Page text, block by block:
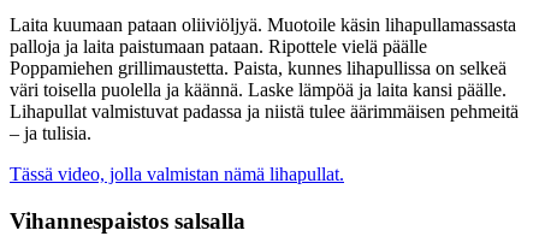
Laita kuumaan pataan oliiviöljyä. Muotoile käsin lihapullamassasta
palloja ja laita paistumaan pataan. Ripottele vielä päälle
Poppamiehen grillimaustetta. Paista, kunnes lihapullissa on selkeä
väri toisella puolella ja käännä. Laske lämpöä ja laita kansi päälle.
Lihapullat valmistuvat padassa ja niistä tulee äärimmäisen pehmeitä
– ja tulisia.
Tässä video, jolla valmistan nämä lihapullat.
Vihannespaistos salsalla